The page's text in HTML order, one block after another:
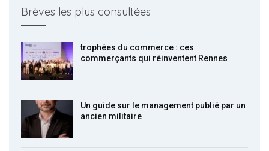
Brèves les plus consultées
trophées du commerce : ces
commerçants qui réinventent Rennes
Un guide sur le management publié par un
ancien militaire